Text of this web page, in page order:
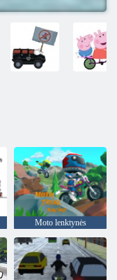
Moto lenktynės